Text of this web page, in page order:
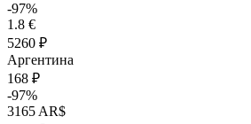
-97%
1.8 €
5260 ₽
Аргентина
168 ₽
-97%
3165 AR$